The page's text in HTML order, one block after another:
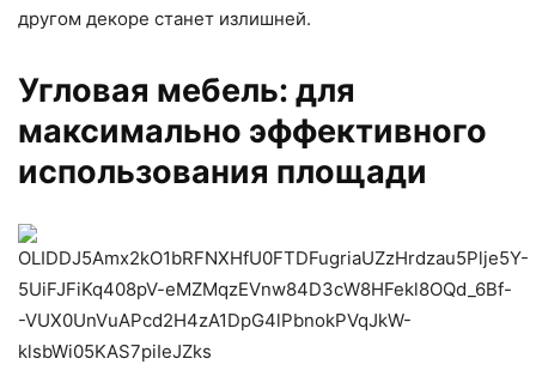
другом декоре станет излишней.
Угловая мебель: для
максимально эффективного
использования площади